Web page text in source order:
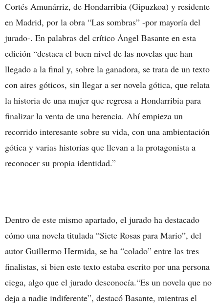
Cortés Amunárriz, de Hondarribia (Gipuzkoa) y residente
en Madrid, por la obra “Las sombras” -por mayoría del
jurado-. En palabras del crítico Ángel Basante en esta
edición “destaca el buen nivel de las novelas que han
llegado a la final y, sobre la ganadora, se trata de un texto
con aires góticos, sin llegar a ser novela gótica, que relata
la historia de una mujer que regresa a Hondarribia para
finalizar la venta de una herencia. Ahí empieza un
recorrido interesante sobre su vida, con una ambientación
gótica y varias historias que llevan a la protagonista a
reconocer su propia identidad.”
Dentro de este mismo apartado, el jurado ha destacado
cómo una novela titulada “Siete Rosas para Mario”, del
autor Guillermo Hermida, se ha “colado” entre las tres
finalistas, si bien este texto estaba escrito por una persona
ciega, algo que el jurado desconocía.“Es un novela que no
deja a nadie indiferente”, destacó Basante, mientras el